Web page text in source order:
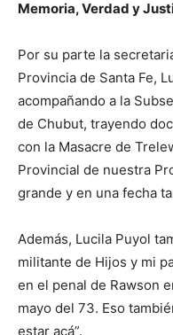
Memoria, Verdad y
Por su parte la
Provincia de Santa Fe,
acompañando a la
de Chubut, trayendo
con la Masacre de
Provincial de nuestra
grande y en una fecha
Además, Lucila Puyol
militante de Hijos y mi
en el penal de Rawson
mayo del 73. Eso
estar acá”.